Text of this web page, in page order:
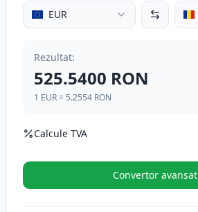
EUR
Rezultat:
525.5400 RON
1 EUR= 5.2554 RON
Calcule TVA
Cotă TVA (%)
Convertor avansat